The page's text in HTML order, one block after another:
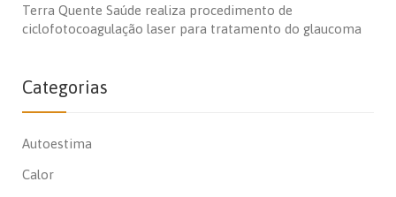
Terra Quente Saúde realiza procedimento de
ciclofotocoagulação laser para tratamento do glaucoma
Categorias
Autoestima
Calor